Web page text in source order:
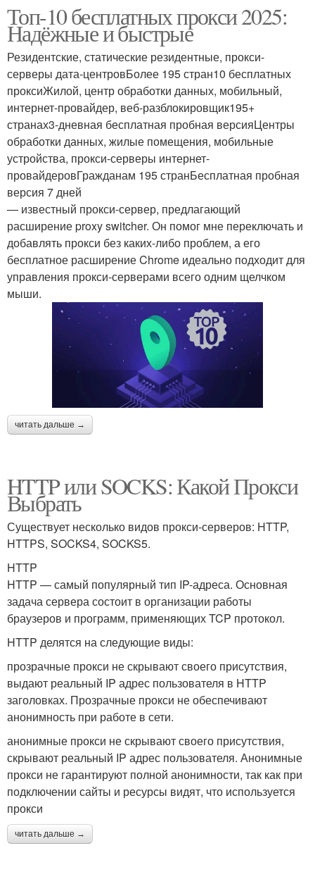
Топ-10 бесплатных прокси 2025:
Надёжные и быстрые
Резидентские, статические резидентные, прокси-
серверы дата-центровБолее 195 стран10 бесплатных
проксиЖилой, центр обработки данных, мобильный,
интернет-провайдер, веб-разблокировщик195+
странах3-дневная бесплатная пробная версияЦентры
обработки данных, жилые помещения, мобильные
устройства, прокси-серверы интернет-
провайдеровГражданам 195 странБесплатная пробная
версия 7 дней
— известный прокси-сервер, предлагающий
расширение proxy switcher. Он помог мне переключать и
добавлять прокси без каких-либо проблем, а его
бесплатное расширение Chrome идеально подходит для
управления прокси-серверами всего одним щелчком
мыши.
читать дальше →
HTTP или SOCKS: Какой Прокси
Выбрать
Существует несколько видов прокси-серверов: HTTP,
HTTPS, SOCKS4, SOCKS5.
HTTP
HTTP — самый популярный тип IP-адреса. Основная
задача сервера состоит в организации работы
браузеров и программ, применяющих TCP протокол.
HTTP делятся на следующие виды:
прозрачные прокси не скрывают своего присутствия,
выдают реальный IP адрес пользователя в HTTP
заголовках. Прозрачные прокси не обеспечивают
анонимность при работе в сети.
анонимные прокси не скрывают своего присутствия,
скрывают реальный IP адрес пользователя. Анонимные
прокси не гарантируют полной анонимности, так как при
подключении сайты и ресурсы видят, что используется
прокси
читать дальше →